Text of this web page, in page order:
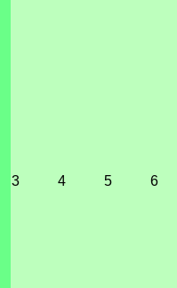
3 4 5 6